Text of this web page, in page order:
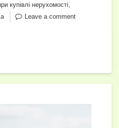
купівлі нерухомості
Leave a comment